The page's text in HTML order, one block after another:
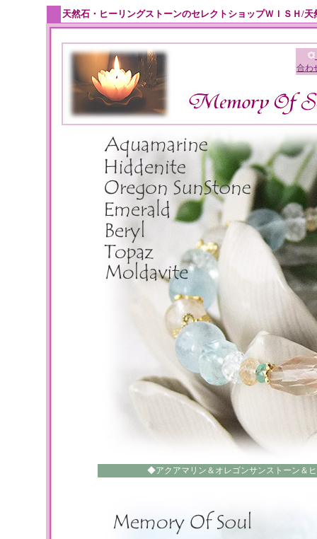
天然石・ヒーリングストーンのセレクトショップＷＩＳＨ/
合わ
◆アクアマリン＆オレゴンサンストーン＆